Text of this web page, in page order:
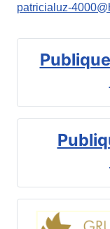
patricialuz-